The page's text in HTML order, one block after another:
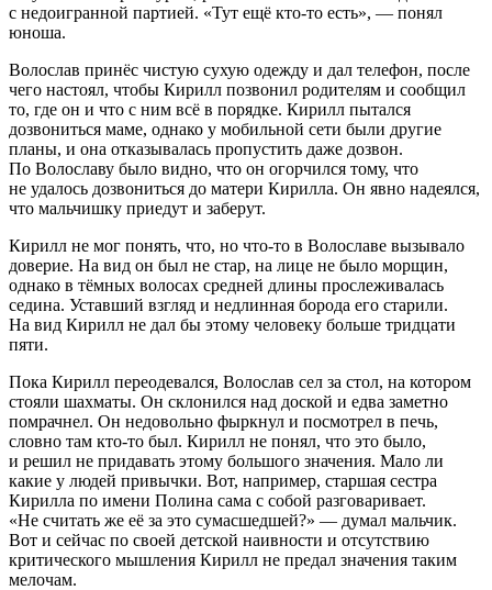
с недоигранной партией. «Тут ещё кто-то есть», — понял
юноша.
Волослав принёс чистую сухую одежду и дал телефон, после
чего настоял, чтобы Кирилл позвонил родителям и сообщил
то, где он и что с ним всё в порядке. Кирилл пытался
дозвониться маме, однако у мобильной сети были другие
планы, и она отказывалась пропустить даже дозвон.
По Волославу было видно, что он огорчился тому, что
не удалось дозвониться до матери Кирилла. Он явно надеялся,
что мальчишку приедут и заберут.
Кирилл не мог понять, что, но что-то в Волославе вызывало
доверие. На вид он был не стар, на лице не было морщин,
однако в тёмных волосах средней длины прослеживалась
седина. Уставший взгляд и недлинная борода его старили.
На вид Кирилл не дал бы этому человеку больше тридцати
пяти.
Пока Кирилл переодевался, Волослав сел за стол, на котором
стояли шахматы. Он склонился над доской и едва заметно
помрачнел. Он недовольно фыркнул и посмотрел в печь,
словно там кто-то был. Кирилл не понял, что это было,
и решил не придавать этому большого значения. Мало ли
какие у людей привычки. Вот, например, старшая сестра
Кирилла по имени Полина сама с собой разговаривает.
«Не считать же её за это сумасшедшей?» — думал мальчик.
Вот и сейчас по своей детской наивности и отсутствию
критического мышления Кирилл не предал значения таким
мелочам.